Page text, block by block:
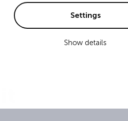
Settings
Show details